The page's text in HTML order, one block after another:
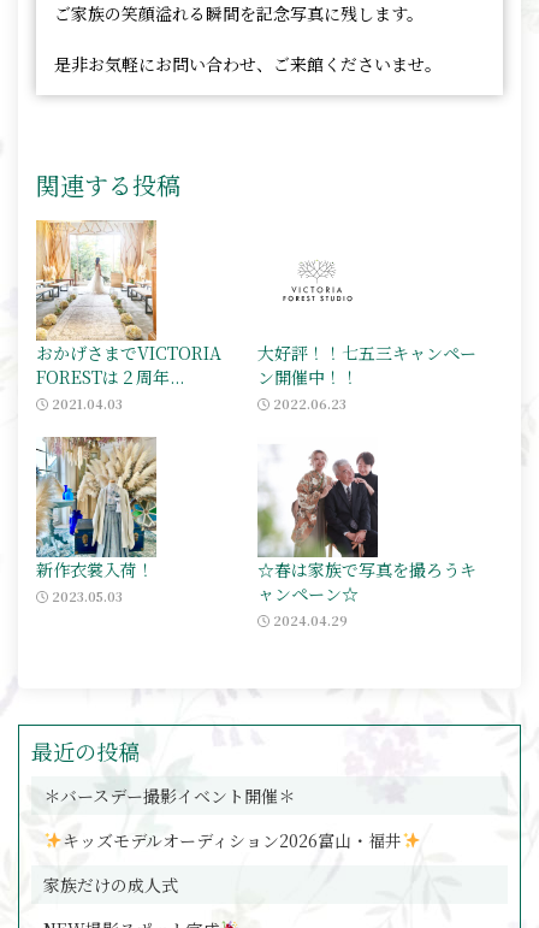
ご家族の笑顔溢れる瞬間を記念写真に残します。
是非お気軽にお問い合わせ、ご来館くださいませ。
関連する投稿
おかげさまでVICTORIA
FORESTは２周年...
2021.04.03
大好評！！七五三キャンペー
ン開催中！！
2022.06.23
新作衣裳入荷！
2023.05.03
☆春は家族で写真を撮ろうキ
ャンペーン☆
2024.04.29
最近の投稿
＊バースデー撮影イベント開催＊
キッズモデルオーディション2026富山・福井
家族だけの成人式